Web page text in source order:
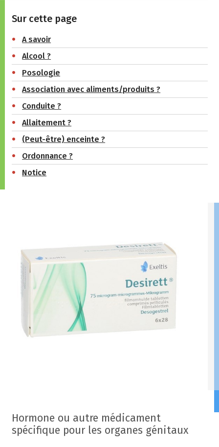
Sur cette page
A savoir
Alcool ?
Posologie
Association avec aliments/produits ?
Conduite ?
Allaitement ?
(Peut-être) enceinte ?
Ordonnance ?
Notice
Hormone ou autre médicament
spécifique pour les organes génitaux